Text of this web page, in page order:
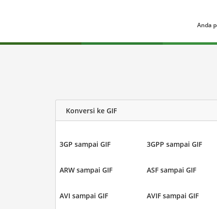
Anda
Konversi ke GIF
3GP sampai GIF 3GPP sampai GIF
ARW sampai GIF ASF sampai GIF
AVI sampai GIF AVIF sampai GIF